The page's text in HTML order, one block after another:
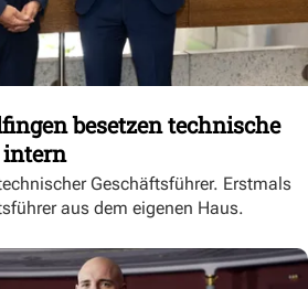
besetzen technische
intern
Geschäftsführer. Erstmals
aus dem eigenen Haus.